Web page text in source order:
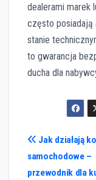
dealerami marek
często posiadają
stanie
to gwarancja
ducha dla
wpisu
Jak działają
samochodowe –
przewodnik dla